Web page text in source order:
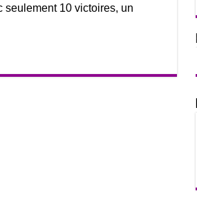
seulement 10 victoires, un